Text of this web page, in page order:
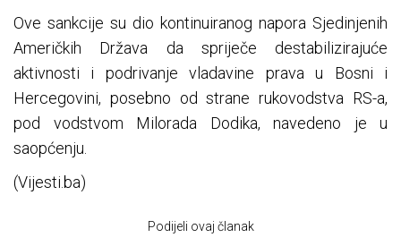
Ove sankcije su dio kontinuiranog napora Sjedinjenih
Američkih Država da spriječe destabilizirajuće
aktivnosti i podrivanje vladavine prava u Bosni i
Hercegovini, posebno od strane rukovodstva RS-a,
pod vodstvom Milorada Dodika, navedeno je u
saopćenju.
(Vijesti.ba)
Podijeli ovaj članak